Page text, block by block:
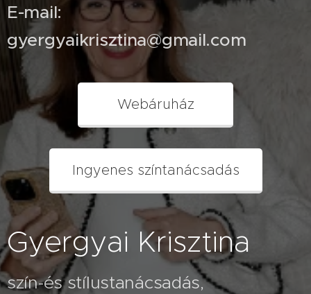
E-mail:
gyergyaikrisztina@gmail.com
Webáruház
Ingyenes színtanácsadás
Gyergyai Krisztina
szín-és stílustanácsadás,